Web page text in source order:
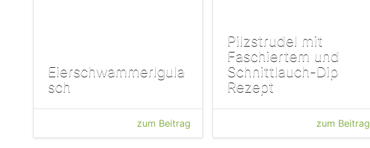
Eierschwammerlgula
sch
zum Beitrag
Pilzstrudel mit
Faschiertem und
Schnittlauch-Dip
Rezept
zum Beitrag